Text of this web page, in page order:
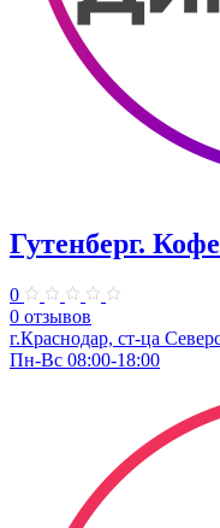
Гутенберг.
0
0 отзывов
г.Краснодар, ст-ца
Пн-Вс 08:00-18:00